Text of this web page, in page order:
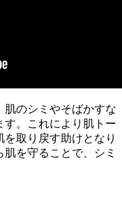
のシミやそばかすな
す。これにより肌トー
取り戻す助けとなり
を守ることで、シミ